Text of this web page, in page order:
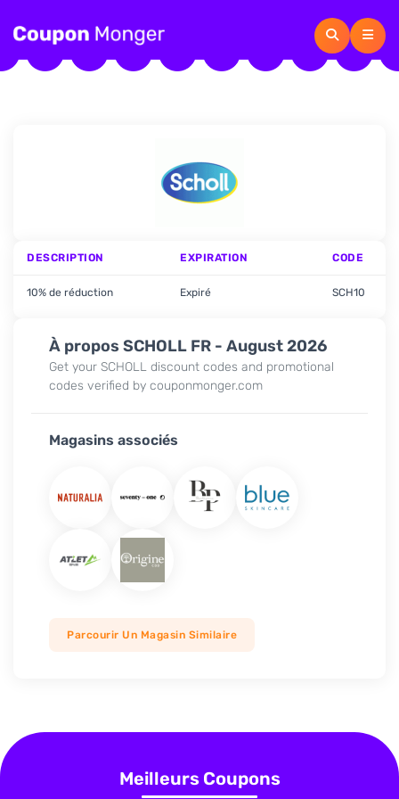
À propos SCHOLL FR - August 2026
Get your SCHOLL discount codes and promotional
codes verified by couponmonger.com
Magasins associés
Parcourir Un Magasin Similaire
DESCRIPTION EXPIRATION CODE
10% de réduction Expiré SCH10
Meilleurs Coupons